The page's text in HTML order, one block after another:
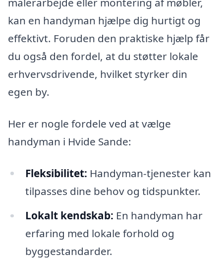
kan en handyman hjælpe dig hurtigt og
effektivt. Foruden den praktiske hjælp får
du også den fordel, at du støtter lokale
erhvervsdrivende, hvilket styrker din
egen by.
Her er nogle fordele ved at vælge
handyman i Hvide Sande:
Fleksibilitet: Handyman-tjenester kan
tilpasses dine behov og tidspunkter.
Lokalt kendskab: En handyman har
erfaring med lokale forhold og
byggestandarder.